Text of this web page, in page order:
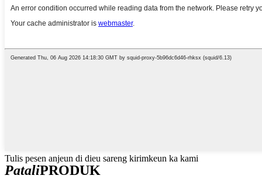
Tulis pesen anjeun di dieu sareng kirimkeun ka kami
PataliPRODUK